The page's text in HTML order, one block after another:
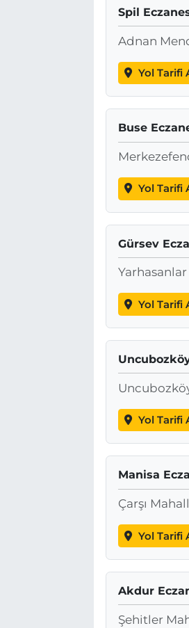
Spil
Adnan
Yol Tarifi
Buse
Yol Tarifi
Gürsev
Yol Tarifi
Yol Tarifi
Manisa
Çarşı
Yol Tarifi
Akdur
Şehitler